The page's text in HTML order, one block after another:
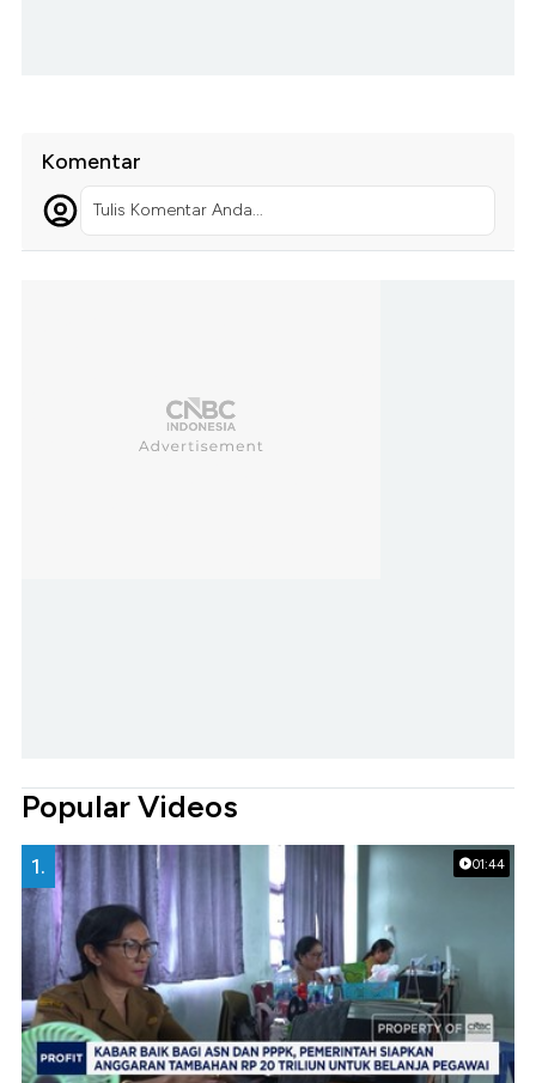
Komentar
Tulis Komentar Anda...
Popular Videos
01:44
1.